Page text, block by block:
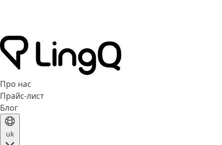
Про нас
Прайс-лист
Блог
uk